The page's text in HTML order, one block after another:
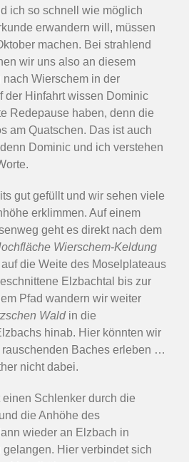
ich so schnell wie möglich
erwandern will, müssen
machen. Bei strahlend
wir uns also an diesem
Wierschem in der
der Hinfahrt wissen Dominic
Redepause haben, denn die
am Quatschen. Das ist auch
Dominic und ich verstehen
gut gefüllt und wir sehen viele
erklimmen. Auf einem
geht es direkt nach dem
Wierschem-Keldung
die Weite des Moselplateaus
Elzbachtal bis zur
Pfad wandern wir weiter
Waldin die
hinab. Hier könnten wir
Baches erleben …
nicht dabei.
Schlenker durch die
die Anhöhe des
wieder an Elzbach in
gelangen. Hier verbindet sich